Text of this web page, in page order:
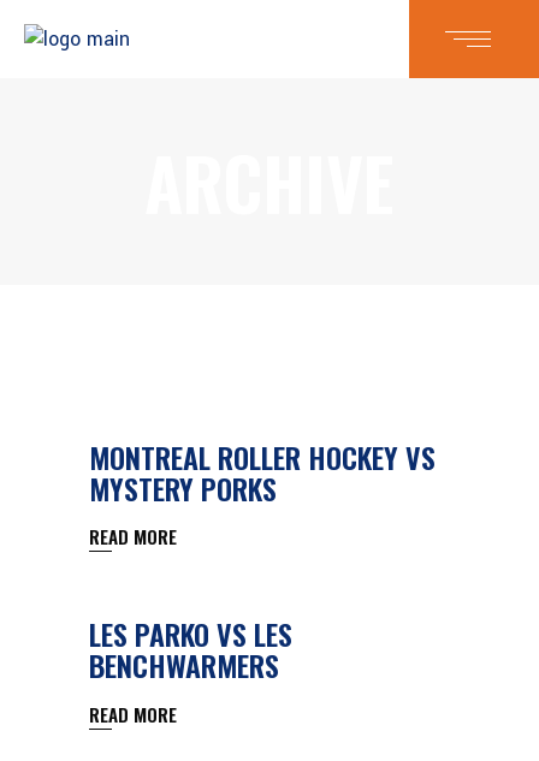
MONTREAL ROLLER HOCKEY VS
MYSTERY PORKS
READ MORE
LES PARKO VS LES
BENCHWARMERS
READ MORE